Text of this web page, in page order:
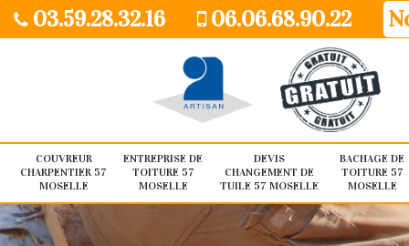
03.59.28.32.16 06.06.68.90.22
COUVREUR
CHARPENTIER 57
MOSELLE
ENTREPRISE DE
TOITURE 57
MOSELLE
DEVIS
CHANGEMENT DE
TUILE 57 MOSELLE
BACHAGE DE
TOITURE 57
MOSELLE